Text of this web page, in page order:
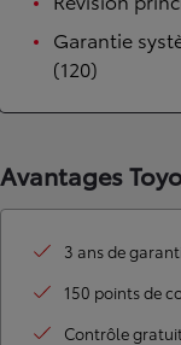
Garantie
(120)
Avantages
3 ans de
150 points de
Contrôle